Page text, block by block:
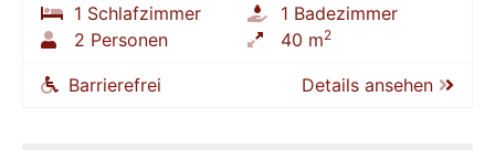
1 Schlafzimmer
1 Badezimmer
2 Personen
40 m2
Barrierefrei Details ansehen